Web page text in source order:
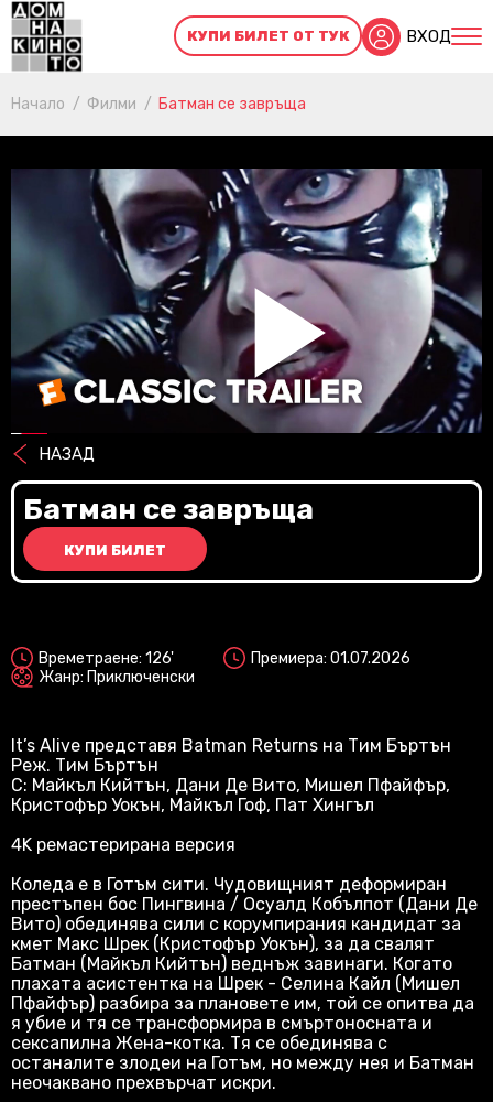
КУПИ БИЛЕТ ОТ ТУК ВХОД
Начало Филми Батман се завръща
НАЗАД
Батман се завръща
КУПИ БИЛЕТ
Времетраене: 126'
Премиера: 01.07.2026
Жанр: Приключенски
It’s Alive представя Batman Returns на Тим Бъртън
Реж. Тим Бъртън
С: Майкъл Кийтън, Дани Де Вито, Мишел Пфайфър,
Кристофър Уокън, Майкъл Гоф, Пат Хингъл
4K ремастерирана версия
Коледа е в Готъм сити. Чудовищният деформиран
престъпен бос Пингвина / Осуалд Кобълпот (Дани Де
Вито) обединява сили с корумпирания кандидат за
кмет Макс Шрек (Кристофър Уокън), за да свалят
Батман (Майкъл Кийтън) веднъж завинаги. Когато
плахата асистентка на Шрек - Селина Кайл (Мишел
Пфайфър) разбира за плановете им, той се опитва да
я убие и тя се трансформира в смъртоносната и
сексапилна Жена-котка. Тя се обединява с
останалите злодеи на Готъм, но между нея и Батман
неочаквано прехвърчат искри.